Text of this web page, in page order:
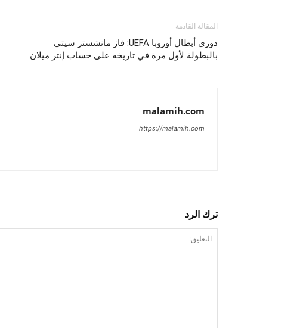
المقالة القادمة
دوري أبطال أوروبا UEFA: فاز مانشستر سيتي
بالبطولة لأول مرة في تاريخه على حساب إنتر ميلان
malamih.com
https://malamih.com
ترك الرد